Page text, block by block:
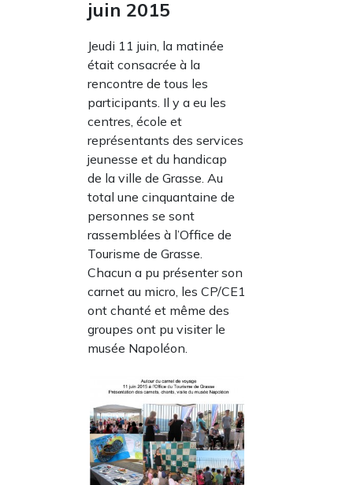
juin 2015
Jeudi 11 juin, la matinée
était consacrée à la
rencontre de tous les
participants. Il y a eu les
centres, école et
représentants des services
jeunesse et du handicap
de la ville de Grasse. Au
total une cinquantaine de
personnes se sont
rassemblées à l’Office de
Tourisme de Grasse.
Chacun a pu présenter son
carnet au micro, les CP/CE1
ont chanté et même des
groupes ont pu visiter le
musée Napoléon.